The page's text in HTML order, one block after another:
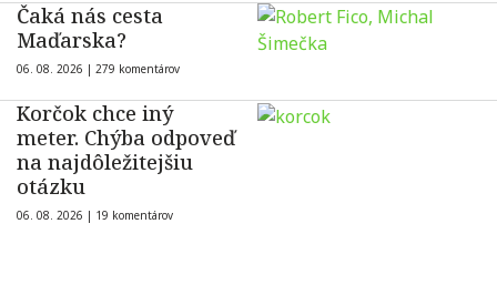
Čaká nás cesta
Maďarska?
06. 08. 2026 | 279 komentárov
Korčok chce iný
meter. Chýba odpoveď
na najdôležitejšiu
otázku
06. 08. 2026 | 19 komentárov